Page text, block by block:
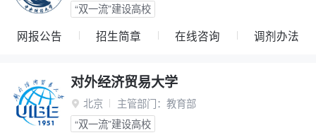
“双一流”建设高校
网报公告 招生简章 在线咨询 调剂办法
对外经济贸易大学
 北京 主管部门： 教育部
“双一流”建设高校